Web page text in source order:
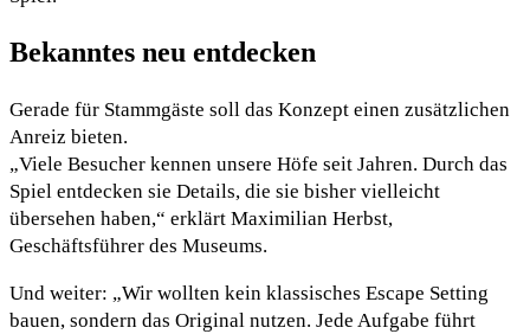
Bekanntes neu entdecken
Gerade für Stammgäste soll das Konzept einen zusätzlichen
Anreiz bieten.
„Viele Besucher kennen unsere Höfe seit Jahren. Durch das
Spiel entdecken sie Details, die sie bisher vielleicht
übersehen haben,“ erklärt Maximilian Herbst,
Geschäftsführer des Museums.
Und weiter: „Wir wollten kein klassisches Escape Setting
bauen, sondern das Original nutzen. Jede Aufgabe führt